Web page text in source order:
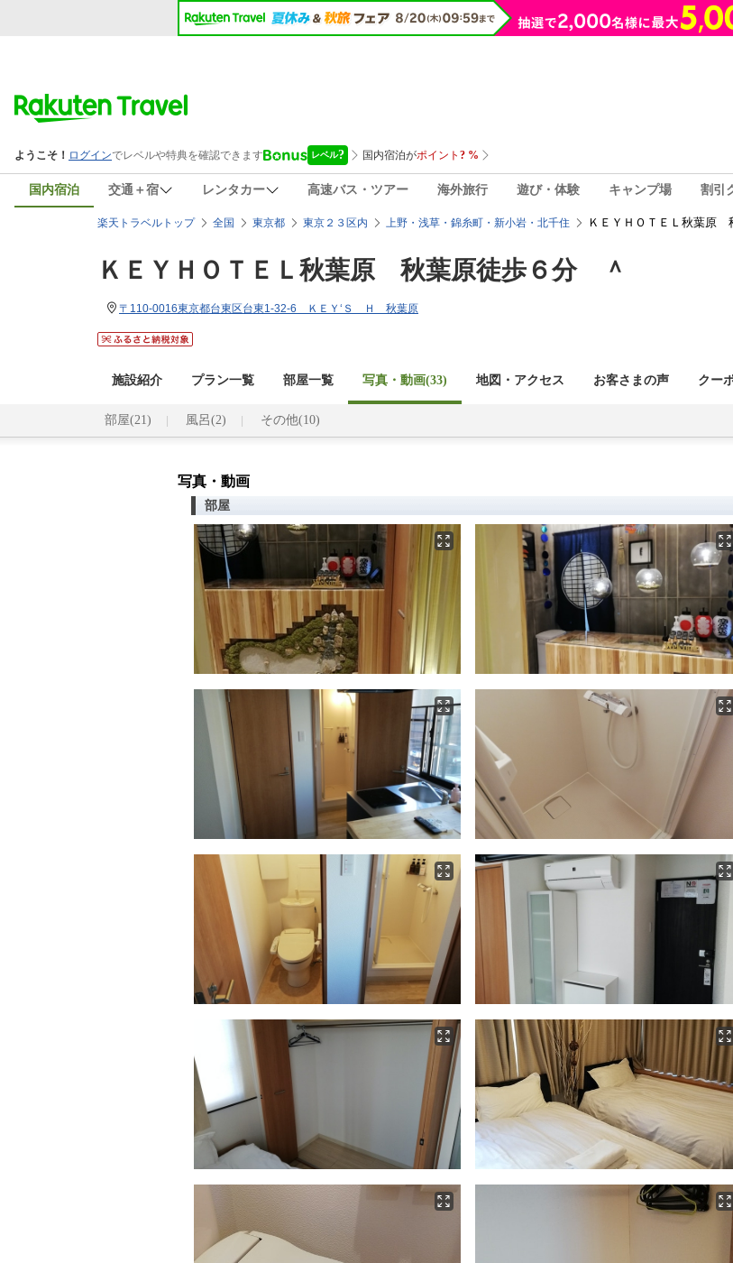
国内宿泊 交通＋宿 レンタカー 高速バス・ツアー 海外旅行 遊び・体験 キャンプ場 割引
楽天トラベルトップ 全国 東京都 東京２３区内 上野・浅草・錦糸町・新小岩・北千住 ＫＥＹＨＯＴＥＬ秋葉原
ＫＥＹＨＯＴＥＬ秋葉原 秋葉原徒歩６分 ＾
〒110-0016東京都台東区台東1-32-6 ＫＥＹ‘Ｓ Ｈ 秋葉原
施設紹介 プラン一覧 部屋一覧 写真・動画(33) 地図・アクセス お客さまの声 クー
部屋(21) 風呂(2) その他(10)
写真・動画
部屋